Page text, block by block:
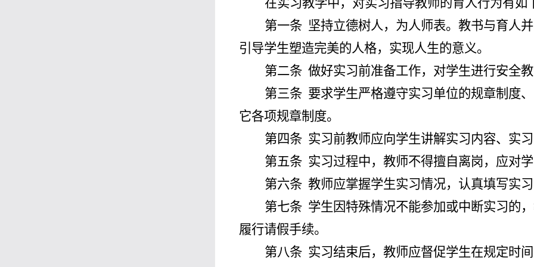
在实习教学中，对实习指导教师的育人行为有如
第一条 坚持立德树人，为人师表。教书与育人
引导学生塑造完美的人格，实现人生的意义。
第二条 做好实习前准备工作，对学生进行安全
第三条 要求学生严格遵守实习单位的规章制度
它各项规章制度。
第四条 实习前教师应向学生讲解实习内容、实
第五条 实习过程中，教师不得擅自离岗，应对
第六条 教师应掌握学生实习情况，认真填写实
第七条 学生因特殊情况不能参加或中断实习的
履行请假手续。
第八条 实习结束后，教师应督促学生在规定时